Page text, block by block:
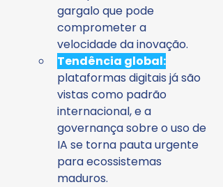
gargalo que pode
comprometer a
velocidade da inovação.
Tendência global:
plataformas digitais já são
vistas como padrão
internacional, e a
governança sobre o uso de
IA se torna pauta urgente
para ecossistemas
maduros.